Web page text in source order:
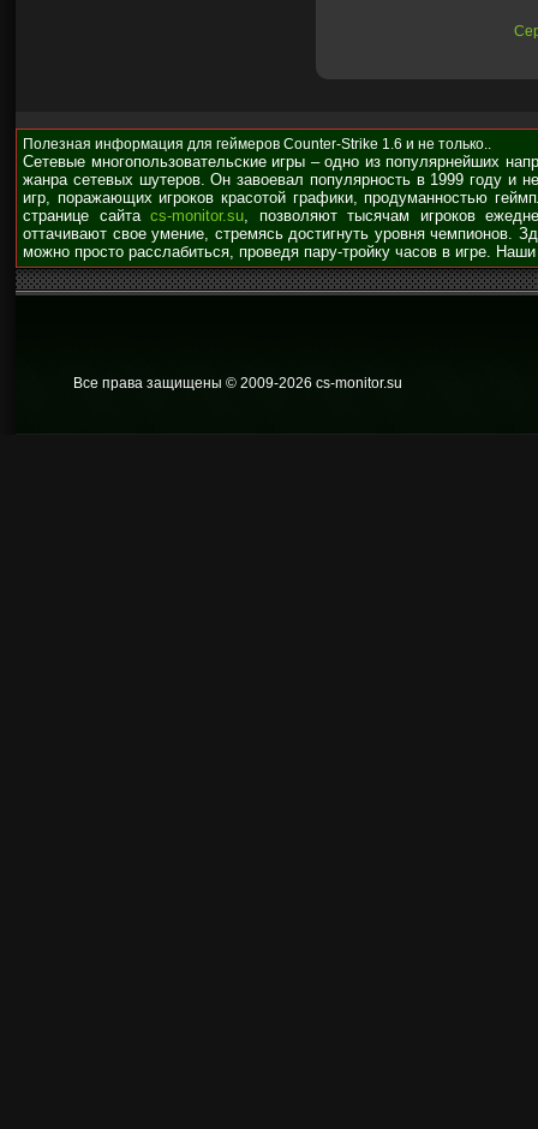
Полезная информация для геймеров Counter-Strike 1.6 и не только..
Сетевые многопользовательские игры – одно из популярнейших
жанра сетевых шутеров. Он завоевал популярность в 1999 году и
игр, поражающих игроков красотой графики, продуманностью
странице сайта cs-monitor.su, позволяют тысячам игроков
оттачивают свое умение, стремясь достигнуть уровня чемпионов.
можно просто расслабиться, проведя пару-тройку часов в игре.
Все права защищены © 2009-2026 cs-monitor.su